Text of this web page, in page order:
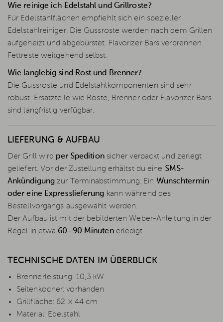
Wie reinige ich Edelstahl und Grillroste?
Für Edelstahlflächen empfiehlt sich ein spezieller
Edelstahlreiniger. Die Gussroste werden nach dem Grillen
aufgeheizt und abgebürstet. Flavorizer Bars verbrennen
Fettreste weitgehend selbst.
Wie langlebig sind Rost und Brenner?
Die Gussroste und Edelstahlkomponenten sind sehr
robust. Ersatzteile wie Roste, Brenner oder Flavorizer Bars
sind langfristig verfügbar.
LIEFERUNG & AUFBAU
Der Grill wird per Speditionsicher verpackt und zerlegt
geliefert. Vor der Zustellung erhältst du eine SMS-
Ankündigung zur Terminabstimmung. Ein Wunschtermin
oder eine Expresslieferung kann während des
Bestellvorgangs ausgewählt werden.
Der Aufbau ist mit der bebilderten Weber-Anleitung in der
Regel in etwa 60–90 Minutenerledigt.
TECHNISCHE DATEN IM ÜBERBLICK
Brennerleistung: 10,3 kW
Seitenkocher: vorhanden
Grillfläche: 62 × 44 cm
Material: Edelstahl